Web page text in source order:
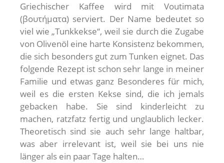
Griechischer Kaffee wird mit Voutimata
(βουτήματα) serviert. Der Name bedeutet so
viel wie „Tunkkekse“, weil sie durch die Zugabe
von Olivenöl eine harte Konsistenz bekommen,
die sich besonders gut zum Tunken eignet. Das
folgende Rezept ist schon sehr lange in meiner
Familie und etwas ganz Besonderes für mich,
weil es die ersten Kekse sind, die ich jemals
gebacken habe. Sie sind kinderleicht zu
machen, ratzfatz fertig und unglaublich lecker.
Theoretisch sind sie auch sehr lange haltbar,
was aber irrelevant ist, weil sie bei uns nie
länger als ein paar Tage halten…